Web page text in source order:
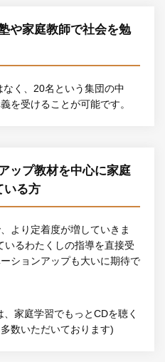
や家庭教師で社会を勉
く、20名という集団の中
を受けることが可能です。
ップ教材を中心に家庭
いる方
より定着度が増していきま
るわたくしの指導を直接受
ションアップも大いに期待で
家庭学習でもっとCDを聴く
数いただいております)